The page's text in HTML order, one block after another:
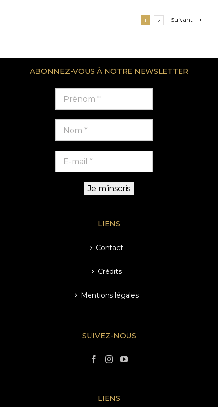
1 2 Suivant
ABONNEZ-VOUS À NOTRE NEWSLETTER
LIENS
Contact
Crédits
Mentions légales
SUIVEZ-NOUS
LIENS